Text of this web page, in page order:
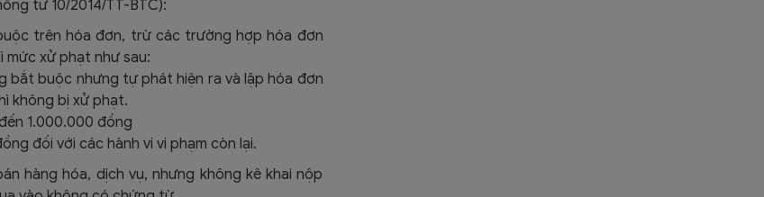
tư 10/2014/TT-BTC):
trên hóa đơn, trừ các trường hợp hóa đơn
xử phạt như sau:
bắt buộc nhưng tự phát hiện ra và lập hóa đơn
không bị xử phạt.
1.000.000 đồng
đối với các hành vi vi phạm còn lại.
hàng hóa, dịch vụ, nhưng không kê khai nộp